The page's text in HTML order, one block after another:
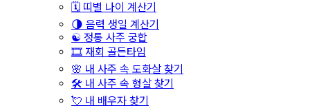
🗓️ 띠별 나이 계산기
🌗 음력 생일 계산기
☯️ 정통 사주 궁합
🎞️ 재회 골든타임
🌸 내 사주 속 도화살 찾기
🛠️ 내 사주 속 형살 찾기
💘 내 배우자 찾기